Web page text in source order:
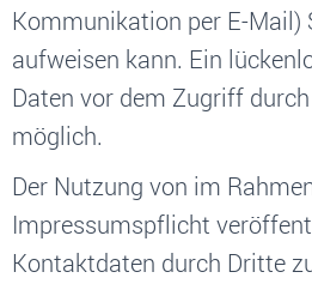
Kommunikation per E-Mail)
aufweisen kann. Ein
Daten vor dem Zugriff
möglich.
Der Nutzung von im
Impressumspflicht
Kontaktdaten durch Dritte